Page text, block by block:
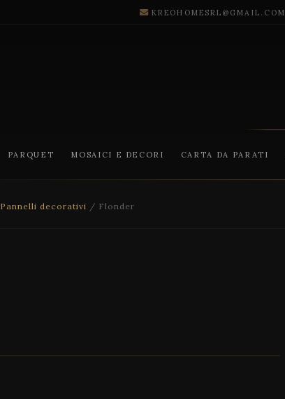
KREOHOMESRL@GMAIL.COM
PARQUET MOSAICI E DECORI CARTA DA PARATI
Pannelli decorativi / Flonder